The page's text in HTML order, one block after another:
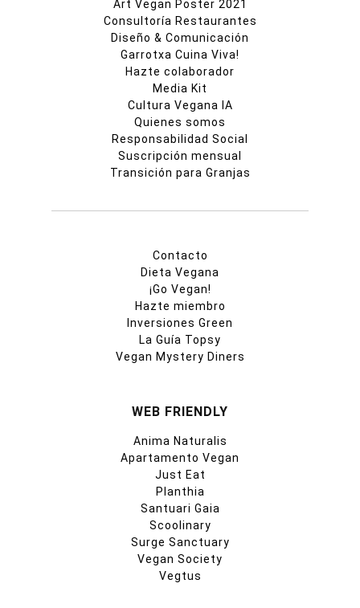
Art Vegan Poster 2021
Consultoría Restaurantes
Diseño & Comunicación
Garrotxa Cuina Viva!
Hazte colaborador
Media Kit
Cultura Vegana IA
Quienes somos
Responsabilidad Social
Suscripción mensual
Transición para Granjas
Contacto
Dieta Vegana
¡Go Vegan!
Hazte miembro
Inversiones Green
La Guía Topsy
Vegan Mystery Diners
WEB FRIENDLY
Anima Naturalis
Apartamento Vegan
Just Eat
Planthia
Santuari Gaia
Scoolinary
Surge Sanctuary
Vegan Society
Vegtus